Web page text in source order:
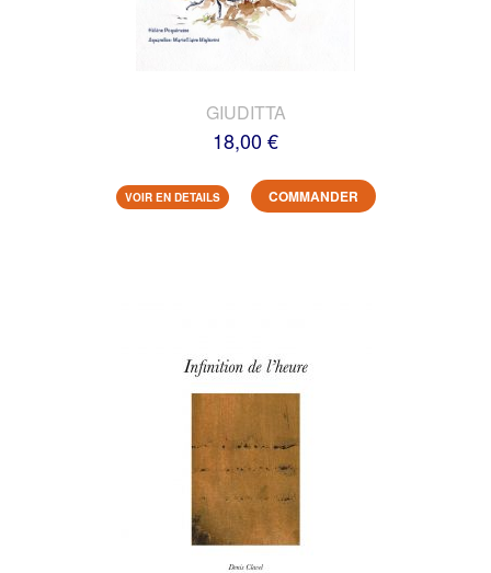
GIUDITTA
18,00 €
VOIR EN DETAILS COMMANDER